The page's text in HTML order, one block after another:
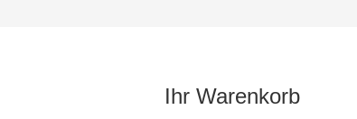
Ihr Warenkorb